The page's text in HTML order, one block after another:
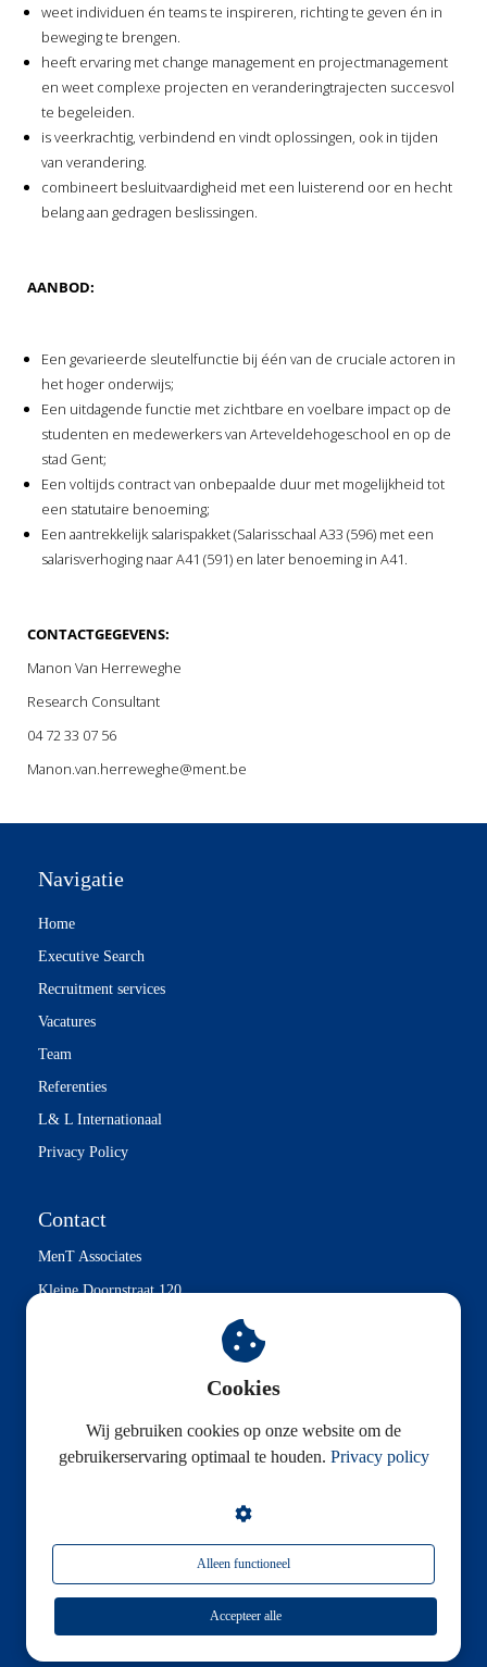
weet individuen én teams te inspireren, richting te geven én in
beweging te brengen.
heeft ervaring met change management en projectmanagement
en weet complexe projecten en veranderingtrajecten succesvol
te begeleiden.
is veerkrachtig, verbindend en vindt oplossingen, ook in tijden
van verandering.
combineert besluitvaardigheid met een luisterend oor en hecht
belang aan gedragen beslissingen.
AANBOD:
Een gevarieerde sleutelfunctie bij één van de cruciale actoren in
het hoger onderwijs;
Een uitdagende functie met zichtbare en voelbare impact op de
studenten en medewerkers van Arteveldehogeschool en op de
stad Gent;
Een voltijds contract van onbepaalde duur met mogelijkheid tot
een statutaire benoeming;
Een aantrekkelijk salarispakket (Salarisschaal A33 (596) met een
salarisverhoging naar A41 (591) en later benoeming in A41.
CONTACTGEGEVENS:
Manon Van Herreweghe
Research Consultant
04 72 33 07 56
Manon.van.herreweghe@ment.be
Navigatie
Home
Executive Search
Recruitment services
Vacatures
Team
Referenties
L& L Internationaal
Privacy Policy
Contact
MenT Associates
Kleine Doornstraat 120
Cookies
Wij gebruiken cookies op onze website om de
gebruikerservaring optimaal te houden. Privacy policy
Alleen functioneel
Accepteer alle